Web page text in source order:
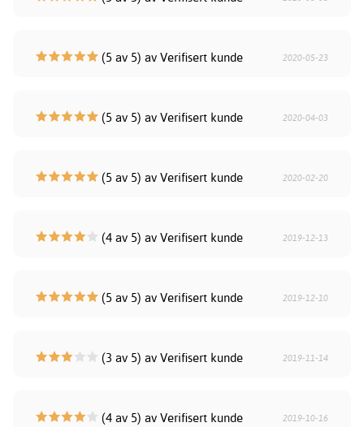
(5 av 5) av Verifisert kunde 2020-05-23
(5 av 5) av Verifisert kunde 2020-04-03
(5 av 5) av Verifisert kunde 2020-02-20
(4 av 5) av Verifisert kunde 2019-12-13
(5 av 5) av Verifisert kunde 2019-12-10
(3 av 5) av Verifisert kunde 2019-11-14
(4 av 5) av Verifisert kunde 2019-10-16